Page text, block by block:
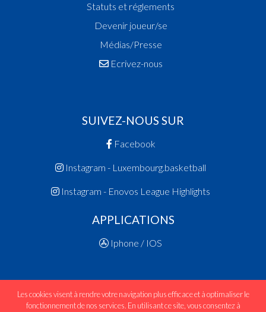
Statuts et réglements
Devenir joueur/se
Médias/Presse
Ecrivez-nous
SUIVEZ-NOUS SUR
Facebook
Instagram - Luxembourg.basketball
Instagram - Enovos League Highlights
APPLICATIONS
Iphone / IOS
Les cookies visent à rendre votre navigation plus efficace et à optimaliser le
fonctionnement de nos services. En utilisant ce site, vous consentez à